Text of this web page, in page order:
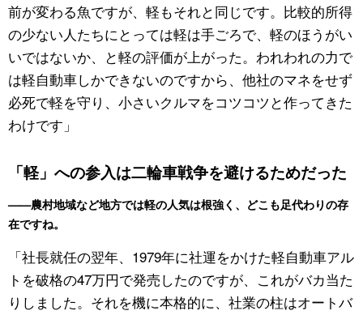
前が変わる魚ですが、軽もそれと同じです。比較的所得
の少ない人たちにとっては軽は手ごろで、軽のほうがい
いではないか、と軽の評価が上がった。われわれの力で
は軽自動車しかできないのですから、他社のマネをせず
必死で軽を守り、小さいクルマをコツコツと作ってきた
わけです」
「軽」への参入は二輪車戦争を避けるためだった
——農村地域など地方では軽の人気は根強く、どこも足代わりの存
在ですね。
「社長就任の翌年、1979年に社運をかけた軽自動車アル
トを破格の47万円で発売したのですが、これがバカ当た
りしました。それを機に本格的に、社業の柱はオートバ